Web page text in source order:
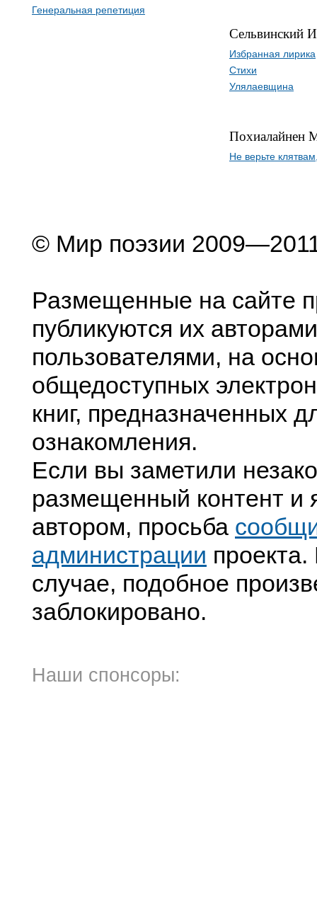
Генеральная репетиция
Сельвинский
Избранная лирика
Стихи
Улялаевщина
Похиалайнен
Не верьте
© Мир поэзии
Размещенные на сайте
публикуются их
пользователями, на
общедоступных
книг, предназначенных
ознакомления.
Если вы заметили
размещенный контент и
автором, просьба
администрации
случае, подобное
заблокировано.
Наши спонсоры: